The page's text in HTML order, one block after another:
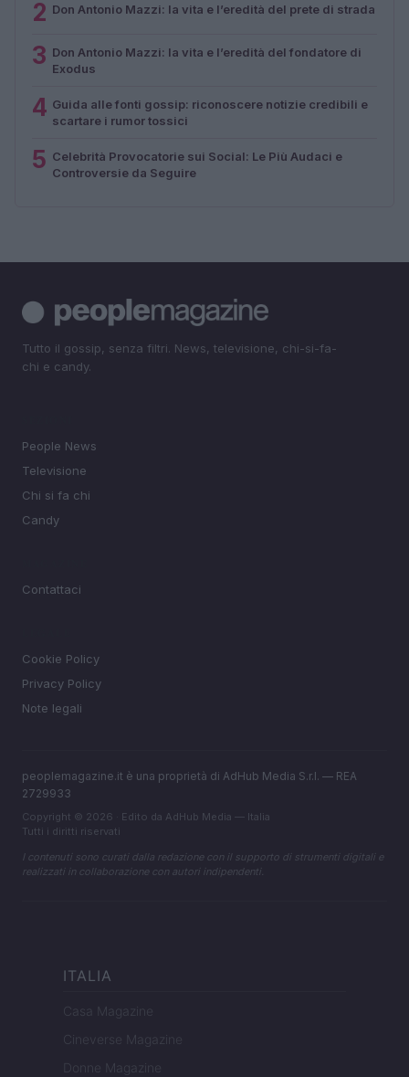
2 Don Antonio Mazzi: la vita e l’eredità del prete di strada
3 Don Antonio Mazzi: la vita e l’eredità del fondatore di
Exodus
4 Guida alle fonti gossip: riconoscere notizie credibili e
scartare i rumor tossici
5 Celebrità Provocatorie sui Social: Le Più Audaci e
Controversie da Seguire
Tutto il gossip, senza filtri. News, televisione, chi-si-fa-
chi e candy.
People News
Televisione
Chi si fa chi
Candy
Contattaci
Cookie Policy
Privacy Policy
Note legali
peoplemagazine.it è una proprietà di AdHub Media S.r.l. — REA
2729933
Copyright © 2026 · Edito da AdHub Media — Italia
Tutti i diritti riservati
I contenuti sono curati dalla redazione con il supporto di strumenti digitali e
realizzati in collaborazione con autori indipendenti.
ITALIA
Casa Magazine
Cineverse Magazine
Donne Magazine